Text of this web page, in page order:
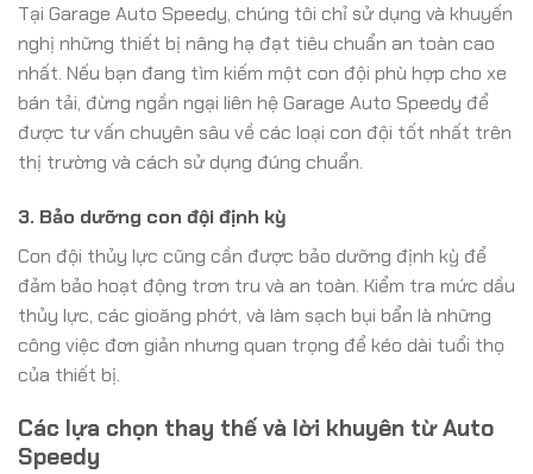
Tại Garage Auto Speedy, chúng tôi chỉ sử dụng và khuyến
nghị những thiết bị nâng hạ đạt tiêu chuẩn an toàn cao
nhất. Nếu bạn đang tìm kiếm một con đội phù hợp cho xe
bán tải, đừng ngần ngại liên hệ Garage Auto Speedy để
được tư vấn chuyên sâu về các loại con đội tốt nhất trên
thị trường và cách sử dụng đúng chuẩn.
3. Bảo dưỡng con đội định kỳ
Con đội thủy lực cũng cần được bảo dưỡng định kỳ để
đảm bảo hoạt động trơn tru và an toàn. Kiểm tra mức dầu
thủy lực, các gioăng phớt, và làm sạch bụi bẩn là những
công việc đơn giản nhưng quan trọng để kéo dài tuổi thọ
của thiết bị.
Các lựa chọn thay thế và lời khuyên từ Auto
Speedy